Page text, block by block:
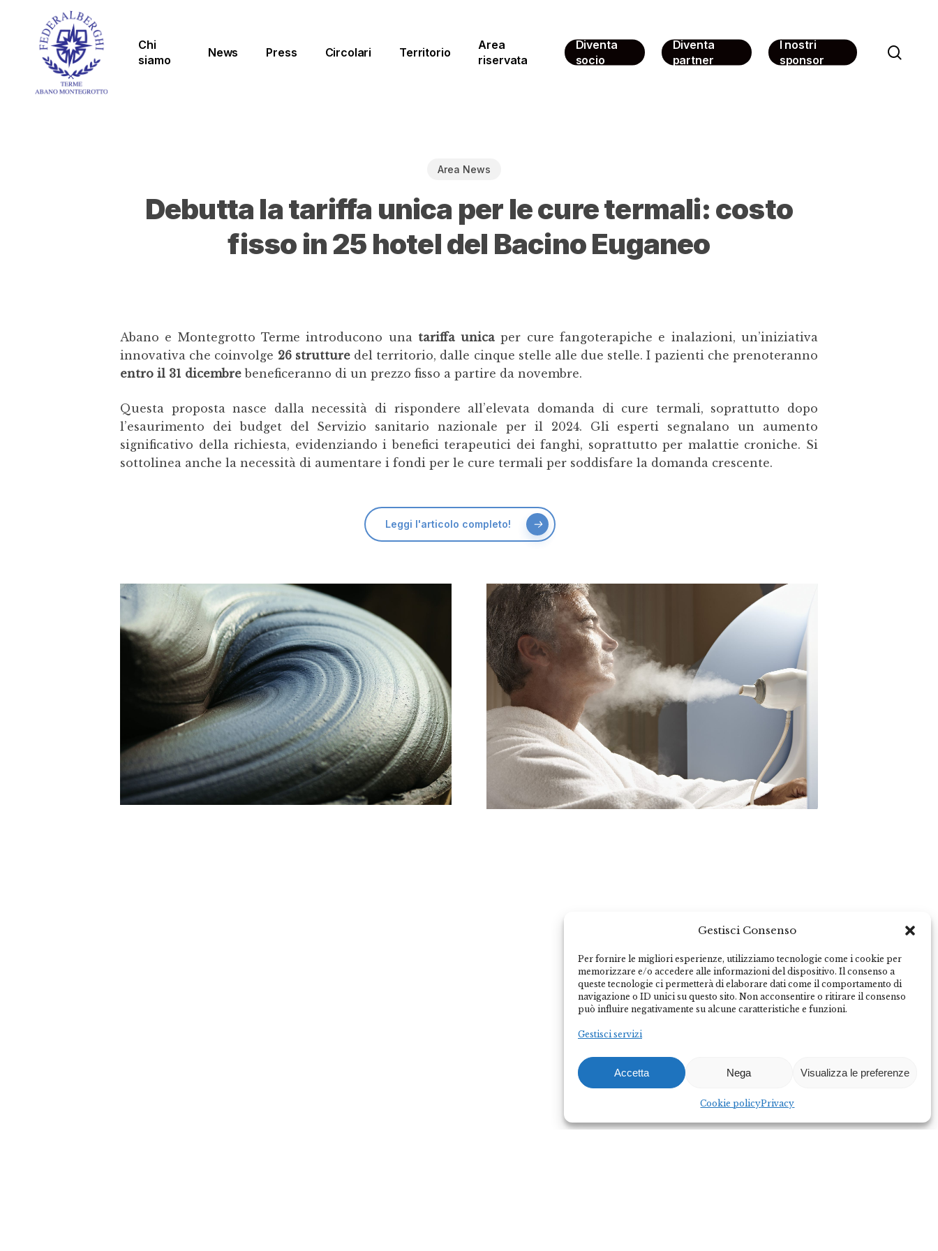
Gestisci Consenso
Per fornire le migliori esperienze, utilizziamo tecnologie come i cookie per
memorizzare e/o accedere alle informazioni del dispositivo. Il consenso a
queste tecnologie ci permetterà di elaborare dati come il comportamento di
navigazione o ID unici su questo sito. Non acconsentire o ritirare il consenso
può influire negativamente su alcune caratteristiche e funzioni.
Gestisci servizi
Accetta Nega Visualizza le preferenze
Cookie policyPrivacy
Chi
siamo
News Press Circolari Territorio
Area
riservata
Diventa
socio
Diventa
partner
I nostri
sponsor
Area News
Debutta la tariffa unica per le cure termali: costo
fisso in 25 hotel del Bacino Euganeo
Abano e Montegrotto Terme introducono una tariffa unica per cure fangoterapiche e inalazioni, un’iniziativa
innovativa che coinvolge 26 strutturedel territorio, dalle cinque stelle alle due stelle. I pazienti che prenoteranno
entro il 31 dicembre beneficeranno di un prezzo fisso a partire da novembre.
Questa proposta nasce dalla necessità di rispondere all’elevata domanda di cure termali, soprattutto dopo
l’esaurimento dei budget del Servizio sanitario nazionale per il 2024. Gli esperti segnalano un aumento
significativo della richiesta, evidenziando i benefici terapeutici dei fanghi, soprattutto per malattie croniche. Si
sottolinea anche la necessità di aumentare i fondi per le cure termali per soddisfare la domanda crescente.
Leggi l'articolo completo!
Federalberghi Terme Abano Montegrotto è
l’organizzazione rappresentativa delle imprese
termo-alberghiere del Bacino Termale Euganeo.